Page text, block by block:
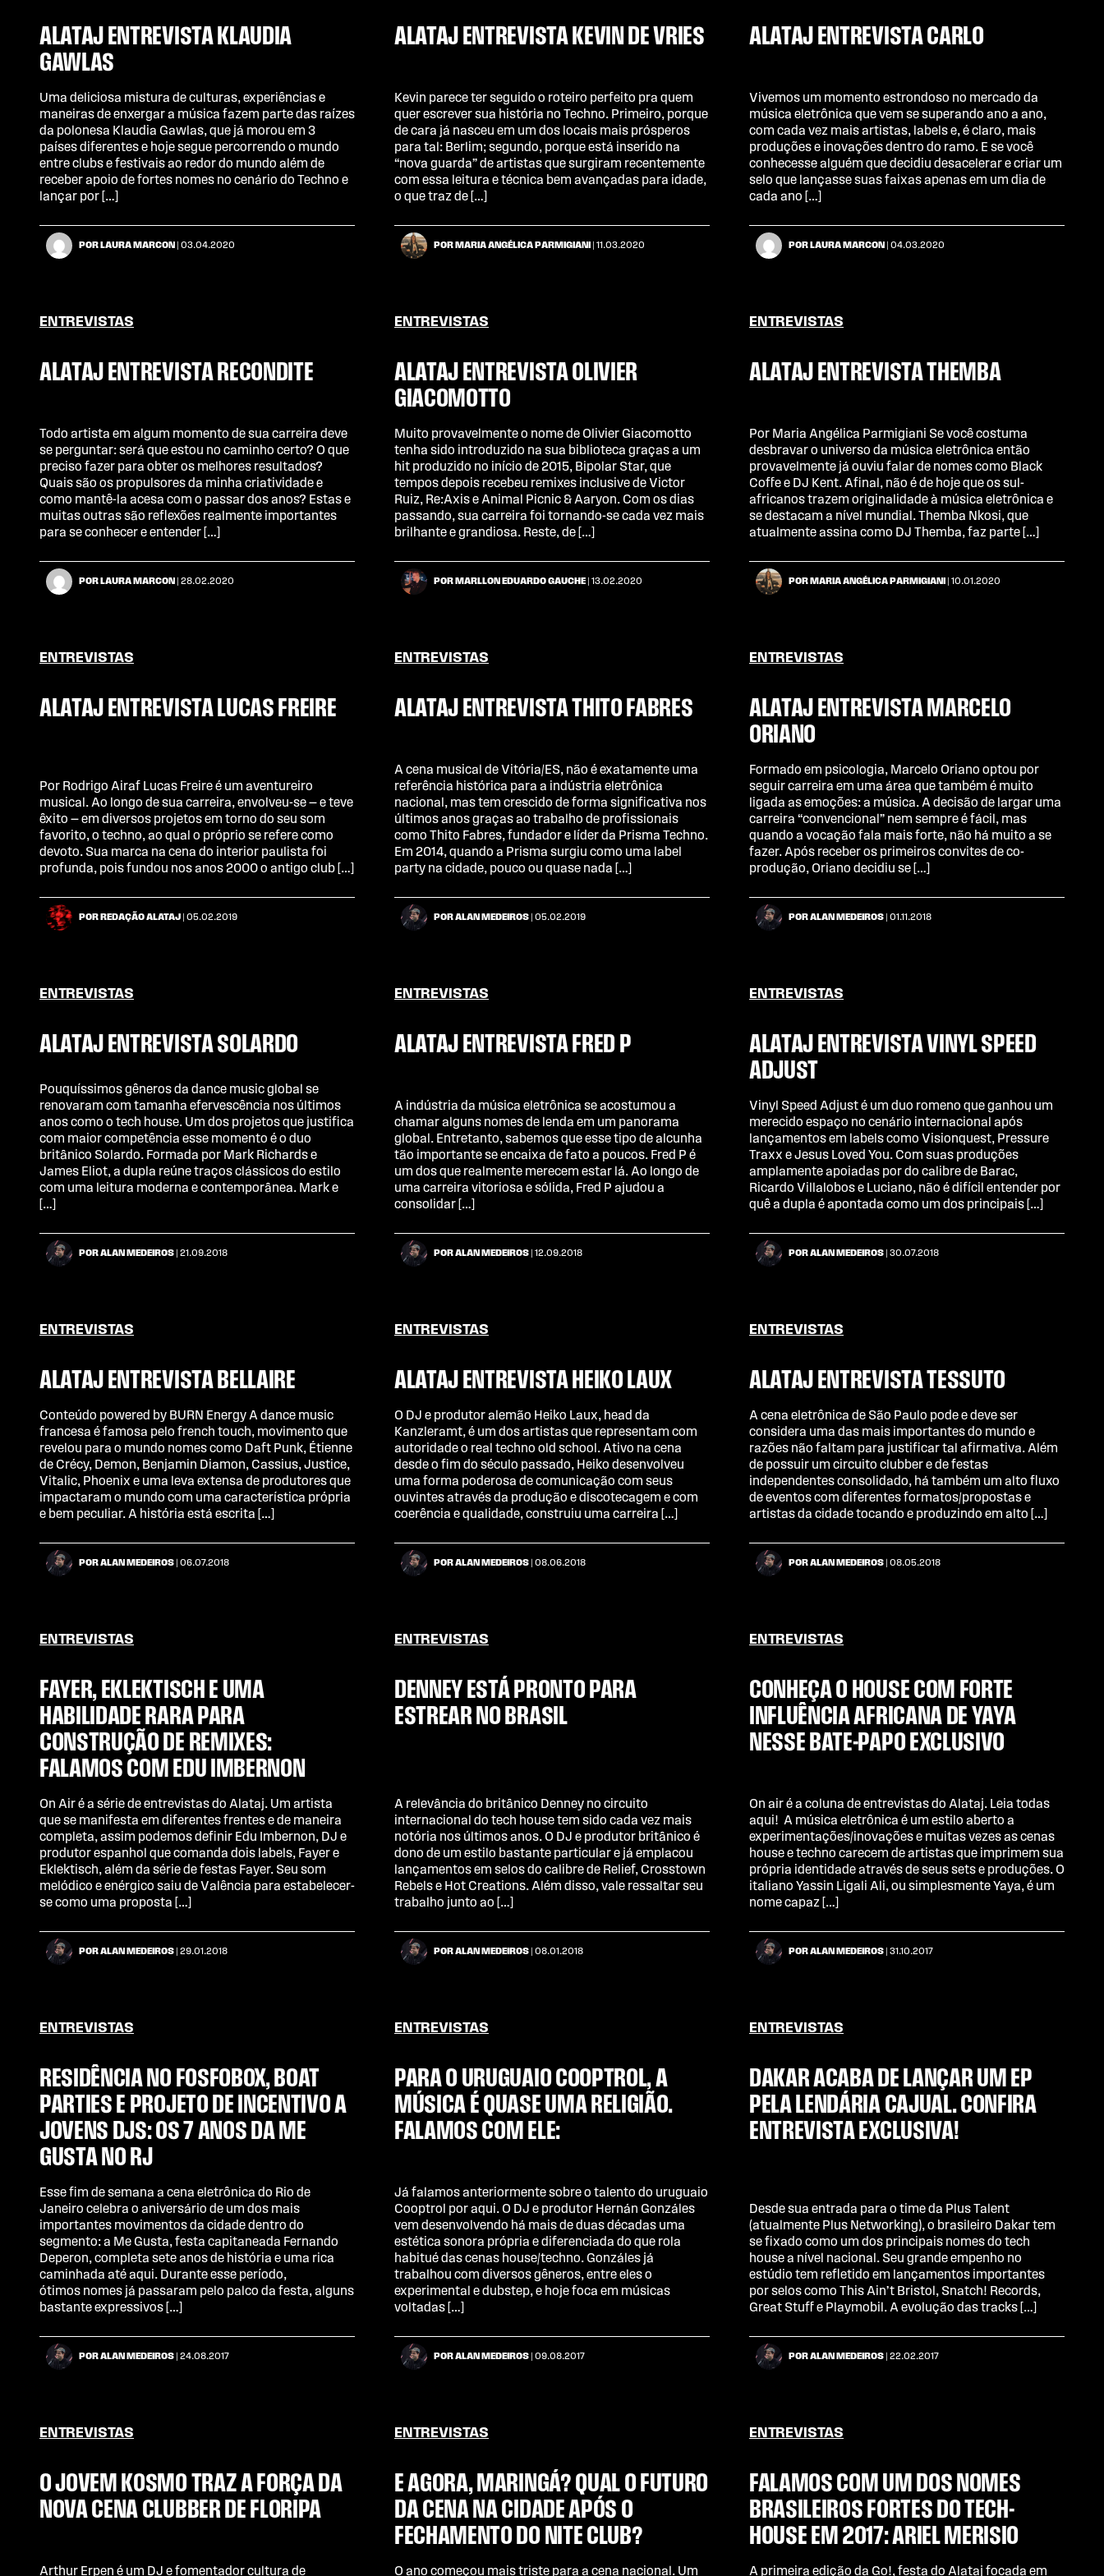
ALATAJ ENTREVISTA KLAUDIA
GAWLAS
Uma deliciosa mistura de culturas, experiências e
maneiras de enxergar a música fazem parte das raízes
da polonesa Klaudia Gawlas, que já morou em 3
países diferentes e hoje segue percorrendo o mundo
entre clubs e festivais ao redor do mundo além de
receber apoio de fortes nomes no cenário do Techno e
lançar por […]
POR LAURA MARCON | 03.04.2020
ALATAJ ENTREVISTA KEVIN DE VRIES
Kevin parece ter seguido o roteiro perfeito pra quem
quer escrever sua história no Techno. Primeiro, porque
de cara já nasceu em um dos locais mais prósperos
para tal: Berlim; segundo, porque está inserido na
“nova guarda” de artistas que surgiram recentemente
com essa leitura e técnica bem avançadas para idade,
o que traz de […]
POR MARIA ANGÉLICA PARMIGIANI | 11.03.2020
ALATAJ ENTREVISTA CARLO
Vivemos um momento estrondoso no mercado da
música eletrônica que vem se superando ano a ano,
com cada vez mais artistas, labels e, é claro, mais
produções e inovações dentro do ramo. E se você
conhecesse alguém que decidiu desacelerar e criar um
selo que lançasse suas faixas apenas em um dia de
cada ano […]
POR LAURA MARCON | 04.03.2020
ENTREVISTAS
ALATAJ ENTREVISTA RECONDITE
Todo artista em algum momento de sua carreira deve
se perguntar: será que estou no caminho certo? O que
preciso fazer para obter os melhores resultados?
Quais são os propulsores da minha criatividade e
como mantê-la acesa com o passar dos anos? Estas e
muitas outras são reflexões realmente importantes
para se conhecer e entender […]
POR LAURA MARCON | 28.02.2020
ENTREVISTAS
ALATAJ ENTREVISTA OLIVIER
GIACOMOTTO
Muito provavelmente o nome de Olivier Giacomotto
tenha sido introduzido na sua biblioteca graças a um
hit produzido no início de 2015, Bipolar Star, que
tempos depois recebeu remixes inclusive de Victor
Ruiz, Re:Axis e Animal Picnic & Aaryon. Com os dias
passando, sua carreira foi tornando-se cada vez mais
brilhante e grandiosa. Reste, de […]
POR MARLLON EDUARDO GAUCHE | 13.02.2020
ENTREVISTAS
ALATAJ ENTREVISTA THEMBA
Por Maria Angélica Parmigiani Se você costuma
desbravar o universo da música eletrônica então
provavelmente já ouviu falar de nomes como Black
Coffe e DJ Kent. Afinal, não é de hoje que os sul-
africanos trazem originalidade à música eletrônica e
se destacam a nível mundial. Themba Nkosi, que
atualmente assina como DJ Themba, faz parte […]
POR MARIA ANGÉLICA PARMIGIANI | 10.01.2020
ENTREVISTAS
ALATAJ ENTREVISTA LUCAS FREIRE
Por Rodrigo Airaf Lucas Freire é um aventureiro
musical. Ao longo de sua carreira, envolveu-se — e teve
êxito — em diversos projetos em torno do seu som
favorito, o techno, ao qual o próprio se refere como
devoto. Sua marca na cena do interior paulista foi
profunda, pois fundou nos anos 2000 o antigo club […]
POR REDAÇÃO ALATAJ | 05.02.2019
ENTREVISTAS
ALATAJ ENTREVISTA THITO FABRES
A cena musical de Vitória/ES, não é exatamente uma
referência histórica para a indústria eletrônica
nacional, mas tem crescido de forma significativa nos
últimos anos graças ao trabalho de profissionais
como Thito Fabres, fundador e líder da Prisma Techno.
Em 2014, quando a Prisma surgiu como uma label
party na cidade, pouco ou quase nada […]
POR ALAN MEDEIROS | 05.02.2019
ENTREVISTAS
ALATAJ ENTREVISTA MARCELO
ORIANO
Formado em psicologia, Marcelo Oriano optou por
seguir carreira em uma área que também é muito
ligada as emoções: a música. A decisão de largar uma
carreira “convencional” nem sempre é fácil, mas
quando a vocação fala mais forte, não há muito a se
fazer. Após receber os primeiros convites de co-
produção, Oriano decidiu se […]
POR ALAN MEDEIROS | 01.11.2018
ENTREVISTAS
ALATAJ ENTREVISTA SOLARDO
Pouquíssimos gêneros da dance music global se
renovaram com tamanha efervescência nos últimos
anos como o tech house. Um dos projetos que justifica
com maior competência esse momento é o duo
britânico Solardo. Formada por Mark Richards e
James Eliot, a dupla reúne traços clássicos do estilo
com uma leitura moderna e contemporânea. Mark e
[…]
POR ALAN MEDEIROS | 21.09.2018
ENTREVISTAS
ALATAJ ENTREVISTA FRED P
A indústria da música eletrônica se acostumou a
chamar alguns nomes de lenda em um panorama
global. Entretanto, sabemos que esse tipo de alcunha
tão importante se encaixa de fato a poucos. Fred P é
um dos que realmente merecem estar lá. Ao longo de
uma carreira vitoriosa e sólida, Fred P ajudou a
consolidar […]
POR ALAN MEDEIROS | 12.09.2018
ENTREVISTAS
ALATAJ ENTREVISTA VINYL SPEED
ADJUST
Vinyl Speed Adjust é um duo romeno que ganhou um
merecido espaço no cenário internacional após
lançamentos em labels como Visionquest, Pressure
Traxx e Jesus Loved You. Com suas produções
amplamente apoiadas por do calibre de Barac,
Ricardo Villalobos e Luciano, não é difícil entender por
quê a dupla é apontada como um dos principais […]
POR ALAN MEDEIROS | 30.07.2018
ENTREVISTAS
ALATAJ ENTREVISTA BELLAIRE
Conteúdo powered by BURN Energy A dance music
francesa é famosa pelo french touch, movimento que
revelou para o mundo nomes como Daft Punk, Étienne
de Crécy, Demon, Benjamin Diamon, Cassius, Justice,
Vitalic, Phoenix e uma leva extensa de produtores que
impactaram o mundo com uma característica própria
e bem peculiar. A história está escrita […]
POR ALAN MEDEIROS | 06.07.2018
ENTREVISTAS
ALATAJ ENTREVISTA HEIKO LAUX
O DJ e produtor alemão Heiko Laux, head da
Kanzleramt, é um dos artistas que representam com
autoridade o real techno old school. Ativo na cena
desde o fim do século passado, Heiko desenvolveu
uma forma poderosa de comunicação com seus
ouvintes através da produção e discotecagem e com
coerência e qualidade, construiu uma carreira […]
POR ALAN MEDEIROS | 08.06.2018
ENTREVISTAS
ALATAJ ENTREVISTA TESSUTO
A cena eletrônica de São Paulo pode e deve ser
considera uma das mais importantes do mundo e
razões não faltam para justificar tal afirmativa. Além
de possuir um circuito clubber e de festas
independentes consolidado, há também um alto fluxo
de eventos com diferentes formatos/propostas e
artistas da cidade tocando e produzindo em alto […]
POR ALAN MEDEIROS | 08.05.2018
ENTREVISTAS
FAYER, EKLEKTISCH E UMA
HABILIDADE RARA PARA
CONSTRUÇÃO DE REMIXES:
FALAMOS COM EDU IMBERNON
On Air é a série de entrevistas do Alataj. Um artista
que se manifesta em diferentes frentes e de maneira
completa, assim podemos definir Edu Imbernon, DJ e
produtor espanhol que comanda dois labels, Fayer e
Eklektisch, além da série de festas Fayer. Seu som
melódico e enérgico saiu de Valência para estabelecer-
se como uma proposta […]
POR ALAN MEDEIROS | 29.01.2018
ENTREVISTAS
DENNEY ESTÁ PRONTO PARA
ESTREAR NO BRASIL
A relevância do britânico Denney no circuito
internacional do tech house tem sido cada vez mais
notória nos últimos anos. O DJ e produtor britânico é
dono de um estilo bastante particular e já emplacou
lançamentos em selos do calibre de Relief, Crosstown
Rebels e Hot Creations. Além disso, vale ressaltar seu
trabalho junto ao […]
POR ALAN MEDEIROS | 08.01.2018
ENTREVISTAS
CONHEÇA O HOUSE COM FORTE
INFLUÊNCIA AFRICANA DE YAYA
NESSE BATE-PAPO EXCLUSIVO
On air é a coluna de entrevistas do Alataj. Leia todas
aqui! A música eletrônica é um estilo aberto a
experimentações/inovações e muitas vezes as cenas
house e techno carecem de artistas que imprimem sua
própria identidade através de seus sets e produções. O
italiano Yassin Ligali Ali, ou simplesmente Yaya, é um
nome capaz […]
POR ALAN MEDEIROS | 31.10.2017
ENTREVISTAS
RESIDÊNCIA NO FOSFOBOX, BOAT
PARTIES E PROJETO DE INCENTIVO A
JOVENS DJS: OS 7 ANOS DA ME
GUSTA NO RJ
Esse fim de semana a cena eletrônica do Rio de
Janeiro celebra o aniversário de um dos mais
importantes movimentos da cidade dentro do
segmento: a Me Gusta, festa capitaneada Fernando
Deperon, completa sete anos de história e uma rica
caminhada até aqui. Durante esse período,
ótimos nomes já passaram pelo palco da festa, alguns
bastante expressivos […]
POR ALAN MEDEIROS | 24.08.2017
ENTREVISTAS
PARA O URUGUAIO COOPTROL, A
MÚSICA É QUASE UMA RELIGIÃO.
FALAMOS COM ELE:
Já falamos anteriormente sobre o talento do uruguaio
Cooptrol por aqui. O DJ e produtor Hernán Gonzáles
vem desenvolvendo há mais de duas décadas uma
estética sonora própria e diferenciada do que rola
habitué das cenas house/techno. Gonzáles já
trabalhou com diversos gêneros, entre eles o
experimental e dubstep, e hoje foca em músicas
voltadas […]
POR ALAN MEDEIROS | 09.08.2017
ENTREVISTAS
DAKAR ACABA DE LANÇAR UM EP
PELA LENDÁRIA CAJUAL. CONFIRA
ENTREVISTA EXCLUSIVA!
Desde sua entrada para o time da Plus Talent
(atualmente Plus Networking), o brasileiro Dakar tem
se fixado como um dos principais nomes do tech
house a nível nacional. Seu grande empenho no
estúdio tem refletido em lançamentos importantes
por selos como This Ain’t Bristol, Snatch! Records,
Great Stuff e Playmobil. A evolução das tracks […]
POR ALAN MEDEIROS | 22.02.2017
ENTREVISTAS
O JOVEM KOSMO TRAZ A FORÇA DA
NOVA CENA CLUBBER DE FLORIPA
Arthur Erpen é um DJ e fomentador cultura de
ENTREVISTAS
E AGORA, MARINGÁ? QUAL O FUTURO
DA CENA NA CIDADE APÓS O
FECHAMENTO DO NITE CLUB?
O ano começou mais triste para a cena nacional. Um
ENTREVISTAS
FALAMOS COM UM DOS NOMES
BRASILEIROS FORTES DO TECH-
HOUSE EM 2017: ARIEL MERISIO
A primeira edição da Go!, festa do Alataj focada em